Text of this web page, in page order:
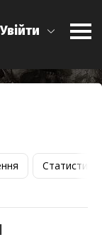
Увійти
Статистика